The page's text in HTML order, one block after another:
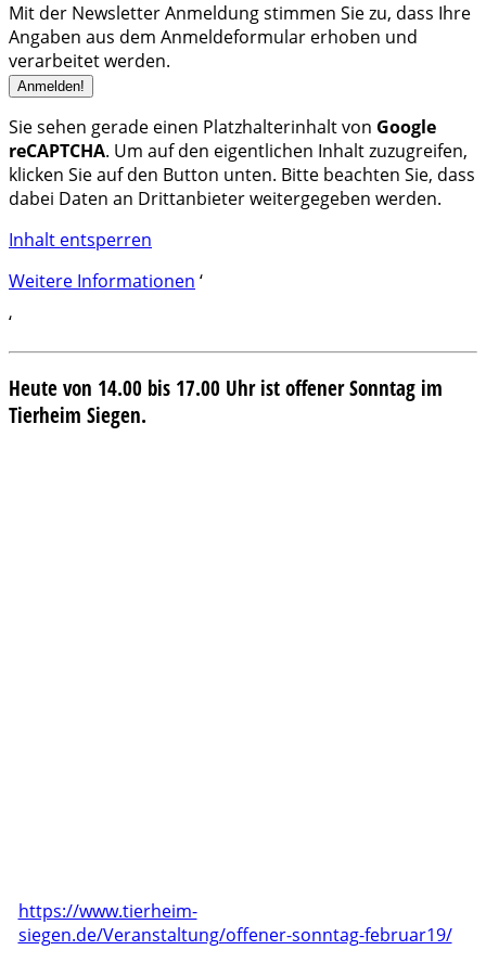
Mit der Newsletter Anmeldung stimmen Sie zu, dass Ihre
Angaben aus dem Anmeldeformular erhoben und
verarbeitet werden.
Sie sehen gerade einen Platzhalterinhalt von Google
reCAPTCHA. Um auf den eigentlichen Inhalt zuzugreifen,
klicken Sie auf den Button unten. Bitte beachten Sie, dass
dabei Daten an Drittanbieter weitergegeben werden.
Inhalt entsperren
Weitere Informationen ‘
‘
Heute von 14.00 bis 17.00 Uhr ist offener Sonntag im
Tierheim Siegen.
https://www.tierheim-
siegen.de/Veranstaltung/offener-sonntag-februar19/